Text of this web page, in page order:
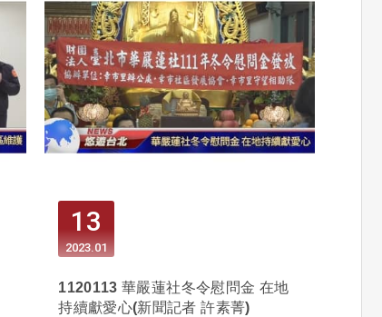
13
01
2023
1120113 華嚴蓮社冬令慰問金 在地
持續獻愛心(新聞記者 許素菁)